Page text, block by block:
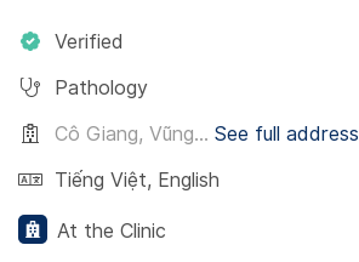
Verified
Pathology
Cô Giang, Vũng... See full address
Tiếng Việt, English
At the Clinic